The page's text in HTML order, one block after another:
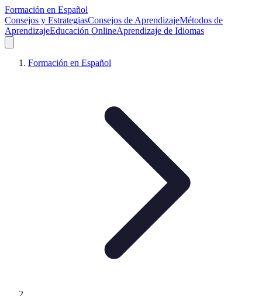
Formación en Español
Consejos y EstrategiasConsejos de AprendizajeMétodos de
AprendizajeEducación OnlineAprendizaje de Idiomas
Formación en Español